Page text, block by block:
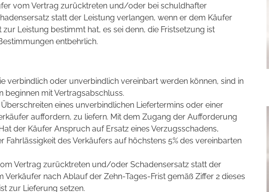
vom Vertrag zurücktreten und/oder bei schuldhafter
statt der Leistung verlangen, wenn er dem Käufer
Leistung bestimmt hat, es sei denn, die Fristsetzung ist
entbehrlich.
verbindlich oder unverbindlich vereinbart werden können, sind in
beginnen mit Vertragsabschluss.
eines unverbindlichen Liefertermins oder einer
auffordern, zu liefern. Mit dem Zugang der Aufforderung
der Käufer Anspruch auf Ersatz eines Verzugsschadens,
Fahrlässigkeit des Verkäufers auf höchstens 5% des vereinbarten
Vertrag zurücktreten und/oder Schadensersatz statt der
Verkäufer nach Ablauf der Zehn-Tages-Frist gemäß Ziffer 2 dieses
zur Lieferung setzen.